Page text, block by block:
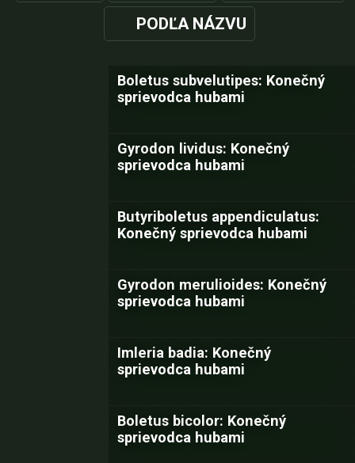
PODĽA NÁZVU
Boletus subvelutipes: Konečný
sprievodca hubami
Gyrodon lividus: Konečný
sprievodca hubami
Butyriboletus appendiculatus:
Konečný sprievodca hubami
Gyrodon merulioides: Konečný
sprievodca hubami
Imleria badia: Konečný
sprievodca hubami
Boletus bicolor: Konečný
sprievodca hubami